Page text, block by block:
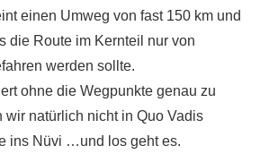
einen Umweg von fast 150 km und
die Route im Kernteil nur von
werden sollte.
ohne die Wegpunkte genau zu
wir natürlich nicht in Quo Vadis
ins Nüvi …und los geht es.